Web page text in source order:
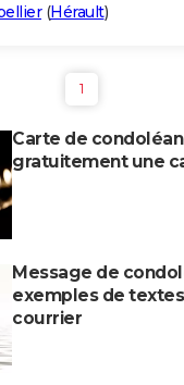
(Hérault)
1
Carte de
gratuitement une
Message de
exemples de
courrier